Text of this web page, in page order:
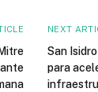
NEXT
San
para